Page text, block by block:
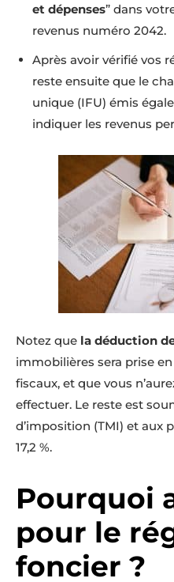
et dépenses” dans
revenus numéro 2042.
Après avoir vérifié vos
reste ensuite que le
unique (IFU) émis
indiquer les revenus
Notez que la déduction
immobilières sera prise
fiscaux, et que vous
effectuer. Le reste est
d’imposition (TMI) et aux
17,2 %.
Pourquoi
pour le
foncier ?